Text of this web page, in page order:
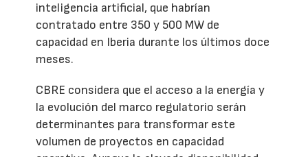
inteligencia artificial, que habrían
contratado entre 350 y 500 MW de
capacidad en Iberia durante los últimos doce
meses.
CBRE considera que el acceso a la energía y
la evolución del marco regulatorio serán
determinantes para transformar este
volumen de proyectos en capacidad